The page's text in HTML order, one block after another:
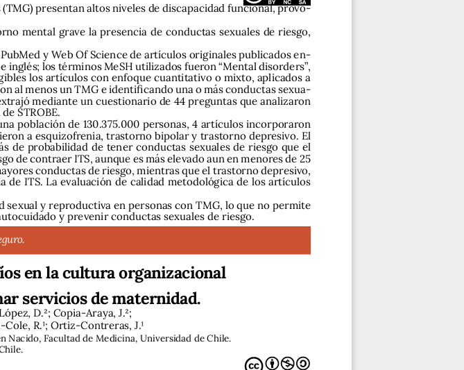
en la cultura organizacional
servicios de maternidad.
D.2; Copia-Araya, J.2;
R.1; Ortiz-Contreras, J.1
Nacido, Facultad de Medicina, Universidad de Chile.
presentan altos niveles de discapacidad funcional, provo-
mental grave la presencia de conductas sexuales de riesgo,
y Web Of Science de artículos originales publicados en-
inglés; los términos MeSH utilizados fueron “Mental disorders”,
los artículos con enfoque cuantitativo o mixto, aplicados a
al menos un TMG e identificando una o más conductas sexua-
mediante un cuestionario de 44 preguntas que analizaron
STROBE.
población de 130.375.000 personas, 4 artículos incorporaron
a esquizofrenia, trastorno bipolar y trastorno depresivo. El
de probabilidad de tener conductas sexuales de riesgo que el
de contraer ITS, aunque es más elevado aun en menores de 25
conductas de riesgo, mientras que el trastorno depresivo,
ITS. La evaluación de calidad metodológica de los artículos
sexual y reproductiva en personas con TMG, lo que no permite
y prevenir conductas sexuales de riesgo.